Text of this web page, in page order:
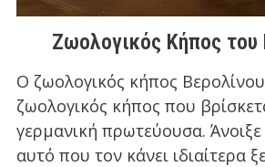
Ζωολογικός Κήπος του
Ο ζωολογικός κήπος Βερολίνου
ζωολογικός κήπος που
γερμανική πρωτεύουσα.
αυτό που τον κάνει ιδιαίτερα